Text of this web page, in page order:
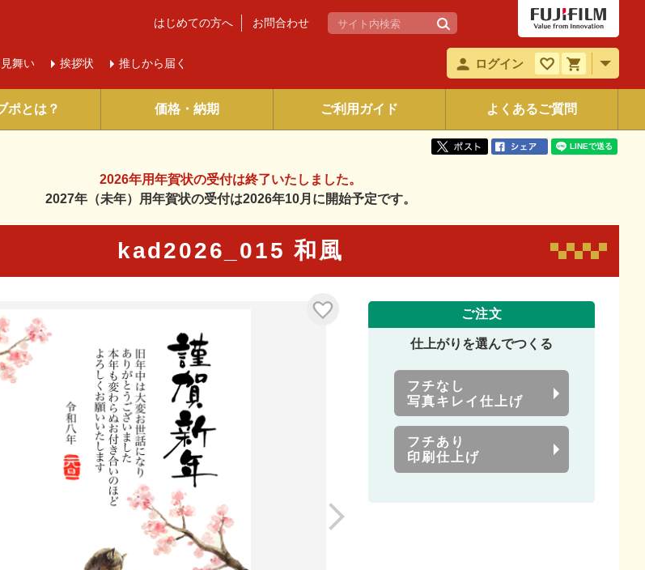
見舞い 挨拶状 推しから届く
はじめての方へ お問合わせ
ログイン
ポとは？ 価格・納期 ご利用ガイド よくあるご質問
2026年用年賀状の受付は終了いたしました。
2027年（未年）用年賀状の受付は2026年10月に開始予定です。
kad2026_015 和風
ご注文
仕上がりを選んでつくる
フチなし
写真キレイ仕上げ
フチあり
印刷仕上げ